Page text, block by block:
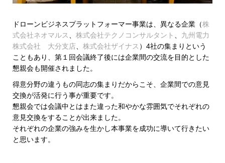
ドローンビジネスプラットフォーマー事業は、異なる企業（株
式会社ネオマルス、 株式会社テクノコンサルタント 、 九州電力
株式会社 大分支店、 株式会社ザイナス ）4社の集まりという
こともあり、第１回会議終了後には企業間の交流を目的とした
懇親会も開催されました。
得意分野の違うもの同志の集まりだからこそ、企業間での意見
交換が活発に行う事が重要です。
懇親会では会議中とはまた違った和やかな雰囲気でそれぞれの
意見交換をすることが出来ました。
それぞれの企業の強みを生かし本事業を成功に導いて行きたい
と思います。